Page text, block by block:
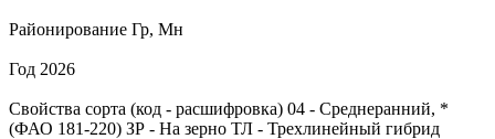
Районирование Гр, Мн
Год 2026
Свойства сорта (код - расшифровка) 04 - Среднеранний, *
(ФАО 181-220) ЗР - На зерно ТЛ - Трехлинейный гибрид